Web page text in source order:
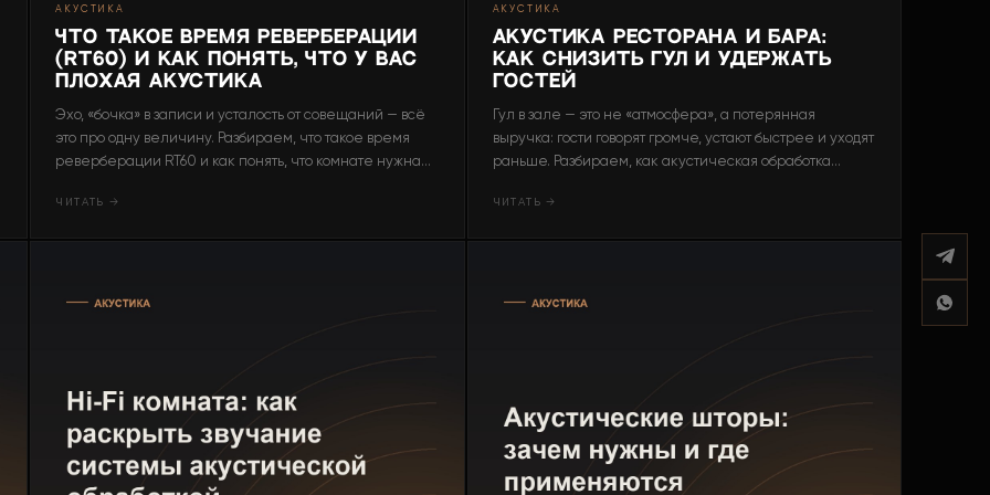
АКУСТИКА
Что такое время реверберации
(RT60) и как понять, что у вас
плохая акустика
Эхо, «бочка» в записи и усталость от совещаний — всё
это про одну величину. Разбираем, что такое время
реверберации RT60 и как понять, что комнате нужна
ЧИТАТЬ →
АКУСТИКА
Акустика ресторана и бара:
как снизить гул и удержать
гостей
Гул в зале — это не «атмосфера», а потерянная
выручка: гости говорят громче, устают быстрее и уходят
раньше. Разбираем, как акустическая обработка
ЧИТАТЬ →